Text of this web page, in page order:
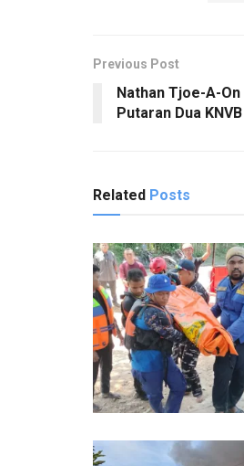
Previous Post
Nathan Tjoe-A-
Putaran Dua
Related Posts